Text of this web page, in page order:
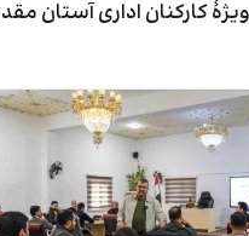
کارکنان اداری آستان